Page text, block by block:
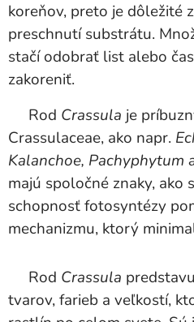
koreňov, preto je dôležité
preschnutí substrátu.
stačí odobrať list alebo
zakoreniť.
Rod Crassula je
Crassulaceae, ako napr.
Kalanchoe, Pachyphytum
majú spoločné znaky, ako
schopnosť fotosyntézy
mechanizmu, ktorý
Rod Crassula
tvarov, farieb a veľkostí,